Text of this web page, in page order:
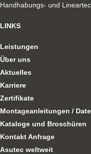
Handhabungs- und
LINKS
Leistungen
Über uns
Aktuelles
Karriere
Zertifikate
Montageanleitungen /
Kataloge und Broschüren
Kontakt Anfrage
Asutec weltweit